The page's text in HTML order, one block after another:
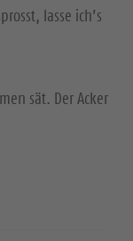
lasse ich’s
sät. Der Acker